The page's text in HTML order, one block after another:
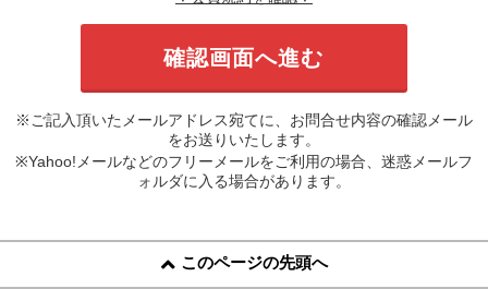
※ご記入頂いたメールアドレス宛てに、お問合せ内容の確認メール
をお送りいたします。
※Yahoo!メールなどのフリーメールをご利用の場合、迷惑メールフ
ォルダに入る場合があります。
このページの先頭へ